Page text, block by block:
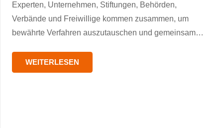
Experten, Unternehmen, Stiftungen, Behörden,
Verbände und Freiwillige kommen zusammen, um
bewährte Verfahren auszutauschen und gemeinsam…
WEITERLESEN